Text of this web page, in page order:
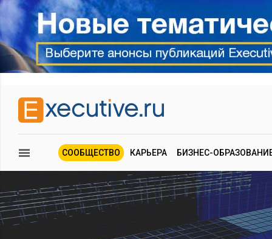
СООБЩЕСТВО КАРЬЕРА БИЗНЕС-